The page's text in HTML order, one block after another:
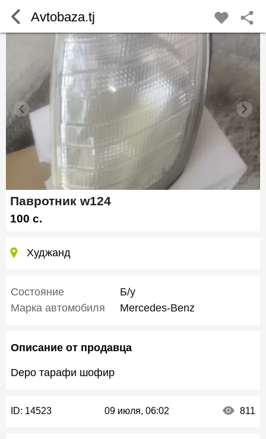
Павротник w124
100 c.
Худжанд
Состояние
Б/у
Марка автомобиля
Mercedes-Benz
Описание от продавца
Depo тарафи шофир
ID: 14523 09 июля, 06:02 811
Avtobaza.tj